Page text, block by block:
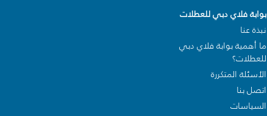
بوابة فلاي دبي للعطلات
نبذة عنا
ما أهمية بوابة فلاي دبي
للعطلات؟
الأسئلة المتكررة
اتصل بنا
السياسات